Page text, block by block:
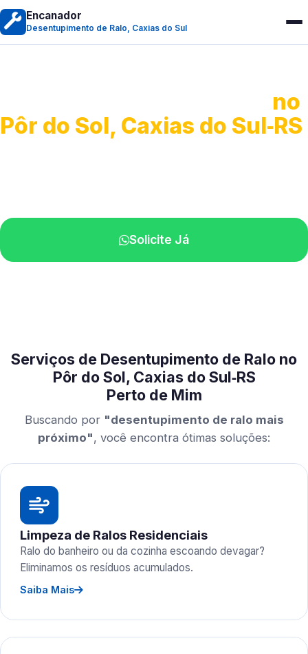
Encanador
Desentupimento de Ralo, Caxias do Sul
no
Pôr do Sol, Caxias do Sul‑RS
Solicite Já
Serviços de Desentupimento de Ralo no
Pôr do Sol, Caxias do Sul‑RS
Perto de Mim
Buscando por "desentupimento de ralo mais
próximo", você encontra ótimas soluções:
Limpeza de Ralos Residenciais
Ralo do banheiro ou da cozinha escoando devagar?
Eliminamos os resíduos acumulados.
Saiba Mais